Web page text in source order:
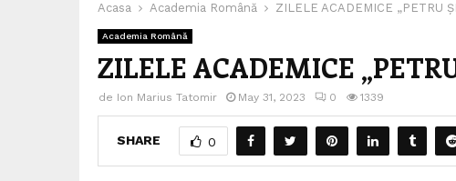
Acasa Academia Română ZILELE ACADEMICE „PETRU
Academia Română
ZILELE ACADEMICE
de Ion Marius Tatomir May 31, 2023 0 1339
SHARE 0